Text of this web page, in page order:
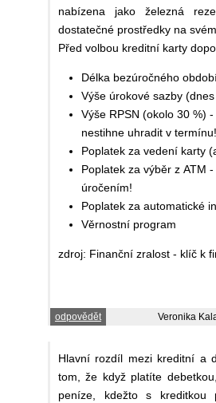
nabízena jako železná
dostatečné prostředky na
Před volbou kreditní karty
Délka bezúročného
Výše úrokové sazby
Výše RPSN (okolo 30 %)
nestihne uhradit v termínu!
Poplatek za vedení karty
Poplatek za výběr z ATM
úročením!
Poplatek za automatické
Věrnostní program
zdroj: Finanční zralost - klíč k
odpovědět Veronika
Hlavní rozdíl mezi kreditní a
tom, že když platíte
peníze, kdežto s kreditkou